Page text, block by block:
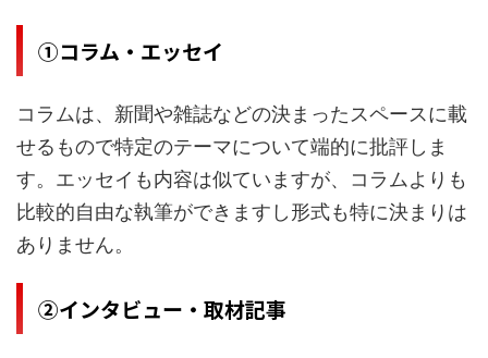
①コラム・エッセイ
コラムは、新聞や雑誌などの決まったスペースに載
せるもので特定のテーマについて端的に批評しま
す。エッセイも内容は似ていますが、コラムよりも
比較的自由な執筆ができますし形式も特に決まりは
ありません。
②インタビュー・取材記事